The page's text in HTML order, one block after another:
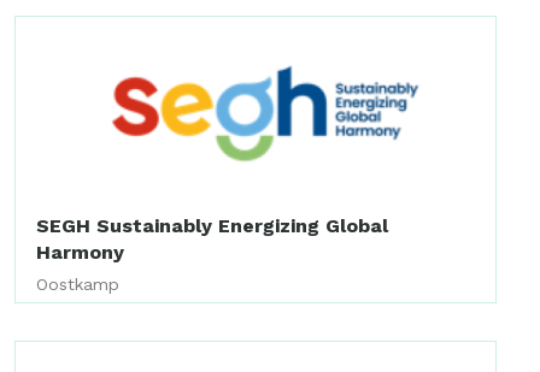
SEGH Sustainably Energizing Global
Harmony
Oostkamp